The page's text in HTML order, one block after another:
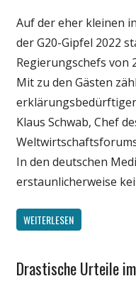
Wirtschaft
Wissenschaft
Auf der eher kleinen
der G20-Gipfel 2022
Regierungschefs von
Mit zu den Gästen
Klaus Schwab, Chef
In den deutschen
erstaunlicherweise
WEITERLESEN
Gesellschaft
Drastische Urteile